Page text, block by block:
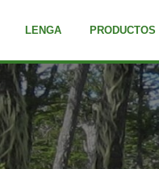
LENGA PRODUCTOS